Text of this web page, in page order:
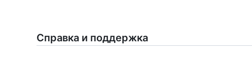
Справка и поддержка